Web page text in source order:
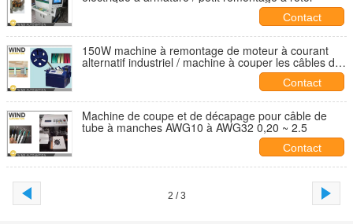
Contact
150W machine à remontage de moteur à courant
alternatif industriel / machine à couper les câbles de
Contact
Machine de coupe et de décapage pour câble de
tube à manches AWG10 à AWG32 0,20 ~ 2.5
Contact
2 / 3